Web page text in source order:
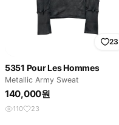
23
5351 Pour Les Hommes
Metallic Army Sweat
140,000원
110 23